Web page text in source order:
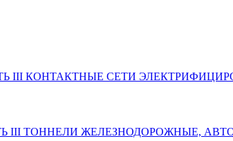
III КОНТАКТНЫЕ СЕТИ
III ТОННЕЛИ ЖЕЛЕЗНОДОРОЖНЫЕ,